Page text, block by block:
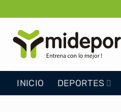
al
contenido
INICIO DEPORTES